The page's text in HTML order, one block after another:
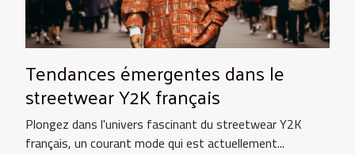
Tendances émergentes dans le
streetwear Y2K français
Plongez dans l'univers fascinant du streetwear Y2K
français, un courant mode qui est actuellement...